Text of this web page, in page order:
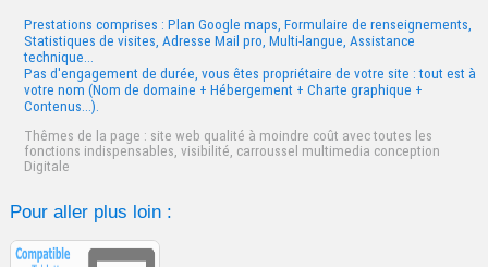
Prestations comprises : Plan Google maps, Formulaire de renseignements,
Statistiques de visites, Adresse Mail pro, Multi-langue, Assistance
technique...
Pas d'engagement de durée, vous êtes propriétaire de votre site : tout est à
votre nom (Nom de domaine + Hébergement + Charte graphique +
Contenus...).
Thêmes de la page : site web qualité à moindre coût avec toutes les
fonctions indispensables, visibilité, carroussel multimedia conception
Digitale
Pour aller plus loin :